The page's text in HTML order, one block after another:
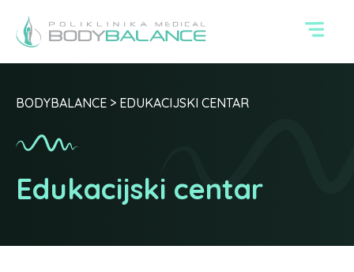
Edukacijski centar
BODYBALANCE > EDUKACIJSKI CENTAR